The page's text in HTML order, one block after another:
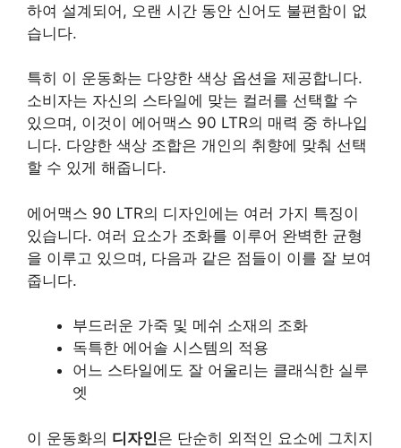
하여 설계되어, 오랜 시간 동안 신어도 불편함이 없
습니다.
특히 이 운동화는 다양한 색상 옵션을 제공합니다.
소비자는 자신의 스타일에 맞는 컬러를 선택할 수
있으며, 이것이 에어맥스 90 LTR의 매력 중 하나입
니다. 다양한 색상 조합은 개인의 취향에 맞춰 선택
할 수 있게 해줍니다.
에어맥스 90 LTR의 디자인에는 여러 가지 특징이
있습니다. 여러 요소가 조화를 이루어 완벽한 균형
을 이루고 있으며, 다음과 같은 점들이 이를 잘 보여
줍니다.
부드러운 가죽 및 메쉬 소재의 조화
독특한 에어솔 시스템의 적용
어느 스타일에도 잘 어울리는 클래식한 실루
엣
이 운동화의 디자인은 단순히 외적인 요소에 그치지